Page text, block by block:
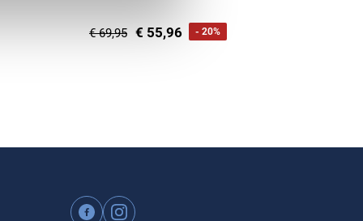
€ 69,95 € 55,96 - 20%